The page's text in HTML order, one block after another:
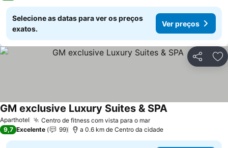
Selecione as datas para ver os preços
exatos.
Ver preços
Partilhar
Aparthotel Centro de fitness com vista para o mar
GM exclusive Luxury Suites & SPA
9,7 Excelente 99 a 0.6 km de Centro da cidade